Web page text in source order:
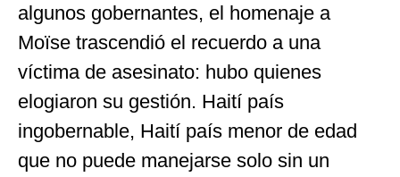
algunos gobernantes, el homenaje a
Moïse trascendió el recuerdo a una
víctima de asesinato: hubo quienes
elogiaron su gestión. Haití país
ingobernable, Haití país menor de edad
que no puede manejarse solo sin un